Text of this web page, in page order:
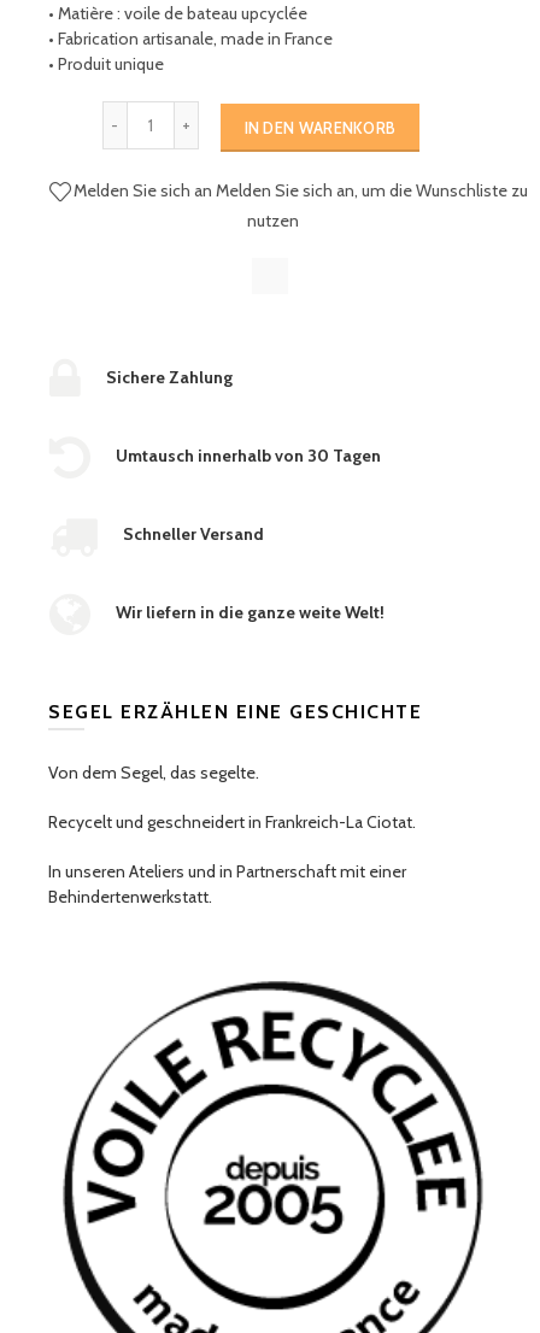
•Matière: voile de bateau upcyclée
•Fabrication artisanale, madein France
•Produitunique
IN DEN WARENKORB
Melden Sie sich an Melden Sie sich an, um die Wunschliste zu
nutzen
Sichere Zahlung
Umtausch innerhalb von 30 Tagen
Schneller Versand
Wir liefern in die ganze weite Welt!
SEGEL ERZÄHLEN EINE GESCHICHTE
Von dem Segel, das segelte.
Recycelt und geschneidert in Frankreich-La Ciotat.
In unseren Ateliers und in Partnerschaft mit einer
Behindertenwerkstatt.